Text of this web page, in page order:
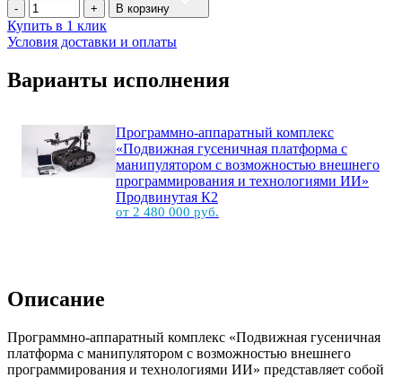
В корзину
Купить в 1 клик
Условия доставки и оплаты
Варианты исполнения
Программно-аппаратный комплекс
«Подвижная гусеничная платформа с
манипулятором с возможностью внешнего
программирования и технологиями ИИ»
Продвинутая К2
от 2 480 000 руб.
Описание
Программно-аппаратный комплекс «Подвижная гусеничная
платформа с манипулятором с возможностью внешнего
программирования и технологиями ИИ» представляет собой